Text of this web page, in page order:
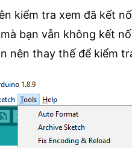
kiểm tra xem đã kết
bạn vẫn không kết
nên thay thế để kiểm